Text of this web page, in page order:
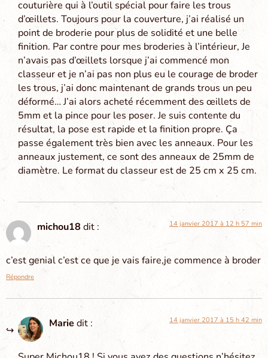
couturière qui à l’outil spécial pour faire les trous
d’œillets. Toujours pour la couverture, j’ai réalisé un
point de broderie pour plus de solidité et une belle
finition. Par contre pour mes broderies à l’intérieur, Je
n’avais pas d’œillets lorsque j’ai commencé mon
classeur et je n’ai pas non plus eu le courage de broder
les trous, j’ai donc maintenant de grands trous un peu
déformé… J’ai alors acheté récemment des œillets de
5mm et la pince pour les poser. Je suis contente du
résultat, la pose est rapide et la finition propre. Ça
passe également très bien avec les anneaux. Pour les
anneaux justement, ce sont des anneaux de 25mm de
diamètre. Le format du classeur est de 25 cm x 25 cm.
michou18 dit : 14 janvier 2017 à 12 h 57 min
c’est genial c’est ce que je vais faire,je commence à broder
Répondre
Mariedit : 14 janvier 2017 à 15 h 42 min